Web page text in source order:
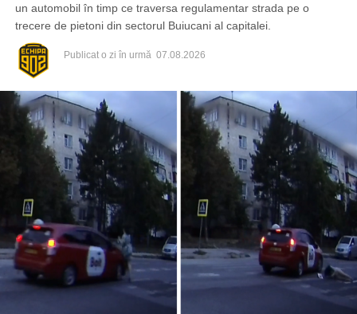
un automobil în timp ce traversa regulamentar strada pe o
trecere de pietoni din sectorul Buiucani al capitalei.
Publicat o zi în urmă 07.08.2026